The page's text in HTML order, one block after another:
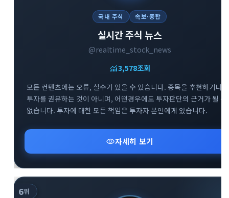
국내 주식 속보·종합
실시간 주식 뉴스
@realtime_stock_news
monitoring3,578조회
모든 컨텐츠에는 오류, 실수가 있을 수 있습니다. 종목을 추천하거나
투자를 권유하는 것이 아니며, 어떤경우에도 투자판단의 근거가 될 수
없습니다. 투자에 대한 모든 책임은 투자자 본인에게 있습니다.
visibility자세히 보기
6위